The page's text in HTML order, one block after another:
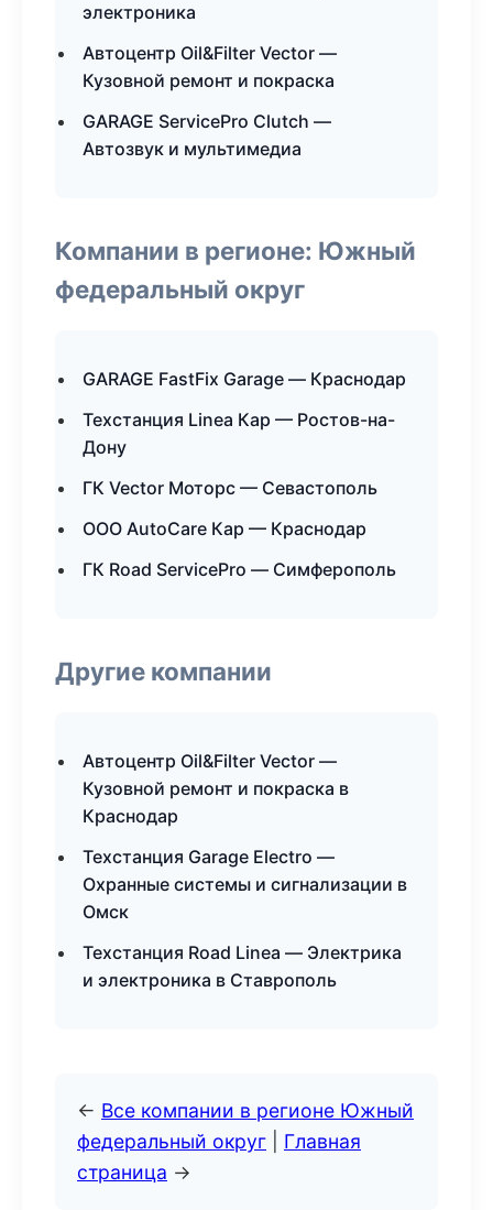
электроника
Автоцентр Oil&Filter Vector —
Кузовной ремонт и покраска
GARAGE ServicePro Clutch —
Автозвук и мультимедиа
Компании в регионе: Южный
федеральный округ
GARAGE FastFix Garage — Краснодар
Техстанция Linea Кар — Ростов-на-
Дону
ГК Vector Моторс — Севастополь
ООО AutoCare Кар — Краснодар
ГК Road ServicePro — Симферополь
Другие компании
Автоцентр Oil&Filter Vector —
Кузовной ремонт и покраска в
Краснодар
Техстанция Garage Electro —
Охранные системы и сигнализации в
Омск
Техстанция Road Linea — Электрика
и электроника в Ставрополь
← Все компании в регионе Южный
федеральный округ
Главная
страница →